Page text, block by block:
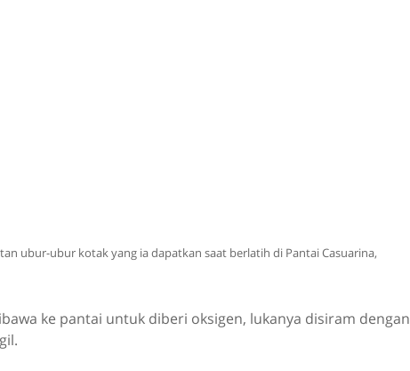
ubur-ubur kotak yang ia dapatkan saat berlatih di Pantai Casuarina,
ke pantai untuk diberi oksigen, lukanya disiram dengan